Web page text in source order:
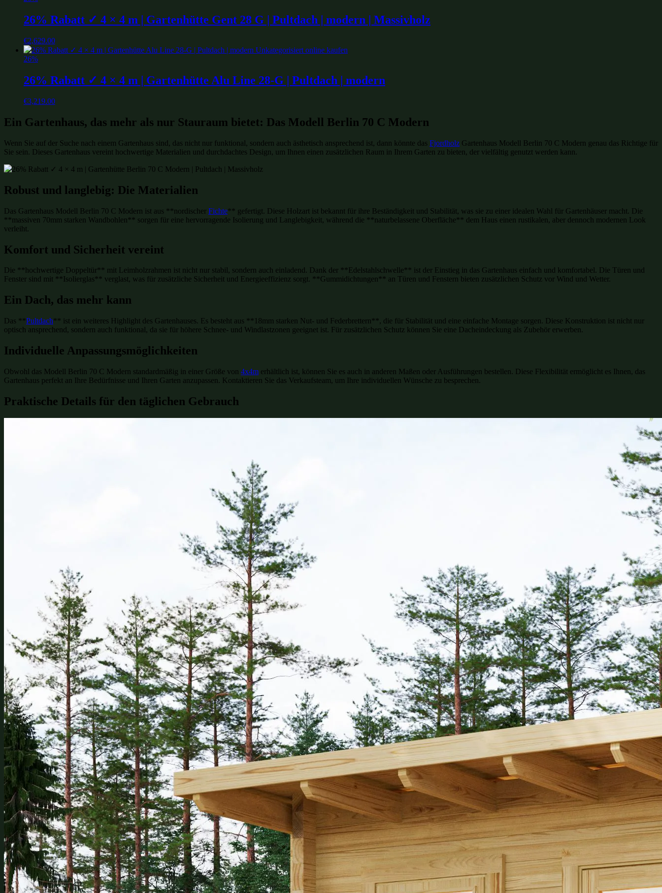
26% Rabatt ✓ 4 × 4 m | Gartenhütte Gent 28 G | Pultdach | modern | Massivholz
€2,629.00
26%
26% Rabatt ✓ 4 × 4 m | Gartenhütte Alu Line 28-G | Pultdach | modern
€3,219.00
Ein Gartenhaus, das mehr als nur Stauraum bietet: Das Modell Berlin 70 C Modern
Wenn Sie auf der Suche nach einem Gartenhaus sind, das nicht nur funktional, sondern auch ästhetisch ansprechend ist, dann könnte das Fjordholz Gartenhaus Modell Berlin 70 C Modern genau das Richtige für
Sie sein. Dieses Gartenhaus vereint hochwertige Materialien und durchdachtes Design, um Ihnen einen zusätzlichen Raum in Ihrem Garten zu bieten, der vielfältig genutzt werden kann.
Robust und langlebig: Die Materialien
Das Gartenhaus Modell Berlin 70 C Modern ist aus **nordischer Fichte** gefertigt. Diese Holzart ist bekannt für ihre Beständigkeit und Stabilität, was sie zu einer idealen Wahl für Gartenhäuser macht. Die
**massiven 70mm starken Wandbohlen** sorgen für eine hervorragende Isolierung und Langlebigkeit, während die **naturbelassene Oberfläche** dem Haus einen rustikalen, aber dennoch modernen Look
verleiht.
Komfort und Sicherheit vereint
Die **hochwertige Doppeltür** mit Leimholzrahmen ist nicht nur stabil, sondern auch einladend. Dank der **Edelstahlschwelle** ist der Einstieg in das Gartenhaus einfach und komfortabel. Die Türen und
Fenster sind mit **Isolierglas** verglast, was für zusätzliche Sicherheit und Energieeffizienz sorgt. **Gummidichtungen** an Türen und Fenstern bieten zusätzlichen Schutz vor Wind und Wetter.
Ein Dach, das mehr kann
Das **Pultdach** ist ein weiteres Highlight des Gartenhauses. Es besteht aus **18mm starken Nut- und Federbrettern**, die für Stabilität und eine einfache Montage sorgen. Diese Konstruktion ist nicht nur
optisch ansprechend, sondern auch funktional, da sie für höhere Schnee- und Windlastzonen geeignet ist. Für zusätzlichen Schutz können Sie eine Dacheindeckung als Zubehör erwerben.
Individuelle Anpassungsmöglichkeiten
Obwohl das Modell Berlin 70 C Modern standardmäßig in einer Größe von 4x4m erhältlich ist, können Sie es auch in anderen Maßen oder Ausführungen bestellen. Diese Flexibilität ermöglicht es Ihnen, das
Gartenhaus perfekt an Ihre Bedürfnisse und Ihren Garten anzupassen. Kontaktieren Sie das Verkaufsteam, um Ihre individuellen Wünsche zu besprechen.
Praktische Details für den täglichen Gebrauch